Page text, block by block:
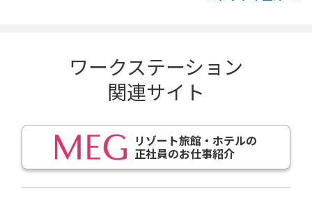
ワークステーション
関連サイト
リゾート旅館・ホテルの
正社員のお仕事紹介